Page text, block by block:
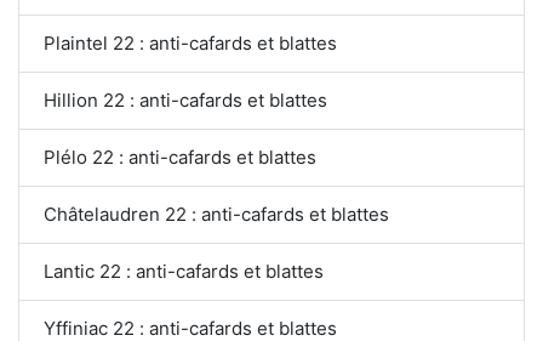
Plaintel 22 : anti-cafards et blattes
Hillion 22 : anti-cafards et blattes
Plélo 22 : anti-cafards et blattes
Châtelaudren 22 : anti-cafards et blattes
Lantic 22 : anti-cafards et blattes
Yffiniac 22 : anti-cafards et blattes